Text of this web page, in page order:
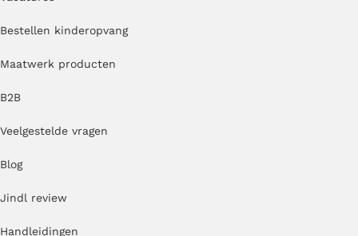
Bestellen kinderopvang
Maatwerk producten
B2B
Veelgestelde vragen
Blog
Jindl review
Handleidingen